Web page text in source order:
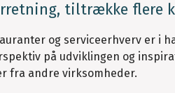
tiltrække flere
og serviceerhverv er i
på udviklingen og
fra andre virksomheder.